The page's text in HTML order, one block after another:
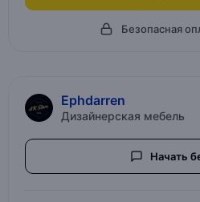
Безопасная
Ephdarren
Дизайнерская мебель
Начать